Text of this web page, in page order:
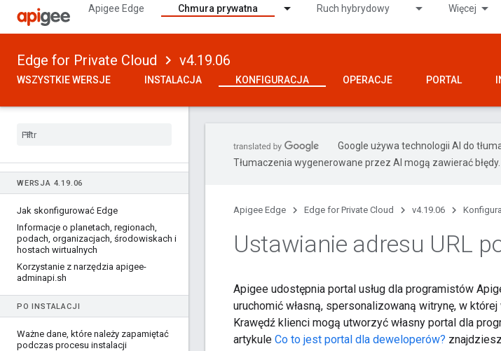
Apigee Edge Chmura prywatna Ruch hybrydowy Więcej
Edge for Private Cloud v4.19.06
WSZYSTKIE WERSJE INSTALACJA KONFIGURACJA OPERACJE PORTAL
WERSJA 4.19.06
Jak skonfigurować Edge
Informacje o planetach, regionach,
podach, organizacjach, środowiskach i
hostach wirtualnych
Korzystanie z narzędzia apigee-
adminapi.sh
PO INSTALACJI
Ważne dane, które należy zapamiętać
podczas procesu instalacji
Google używa technologii AI do
Tłumaczenia wygenerowane przez AI mogą zawierać błędy.
Apigee Edge Edge for Private Cloud v4.19.06
Ustawianie adresu URL
Apigee udostępnia portal usług dla programistów
uruchomić własną, spersonalizowaną witrynę, w
Krawędź klienci mogą utworzyć własny portal dla
artykule Co to jest portal dla deweloperów?